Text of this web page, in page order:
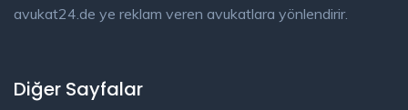
avukat24.de ye reklam veren avukatlara yönlendirir.
Diğer Sayfalar